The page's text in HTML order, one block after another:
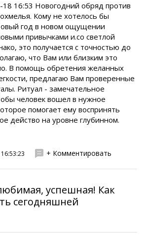
16:53 Новогодний обряд против
Кому не хотелось бы
год в новом ощущении
привычками и.со светлой
это получается с точностью до
что Вам или близким это
В помощь обретения желанных
предлагаю Вам проверенные
Ритуал - замечательное
человек вошел в нужное
помогает ему воспринять
действо на уровне глубинном.
+ Комментировать
успешная! Как
сегодняшней